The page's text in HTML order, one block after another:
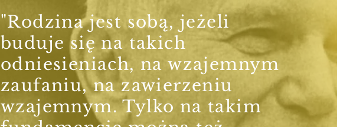
"Rodzina jest sobą, jeżeli
buduje się na takich
odniesieniach, na wzajemnym
zaufaniu, na zawierzeniu
wzajemnym. Tylko na takim